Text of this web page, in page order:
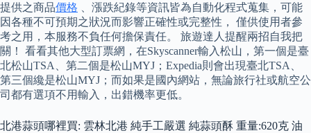
提供之商品價格 、漲跌紀錄等資訊皆為自動化程式蒐集，可能
因各種不可預期之狀況而影響正確性或完整性， 僅供使用者參
考之用，本服務不負任何擔保責任。 旅遊達人提醒兩招自我把
關！ 看看其他大型訂票網，在Skyscanner輸入松山，第一個是臺
北松山TSA、第二個是松山MYJ；Expedia則會出現臺北TSA、
第三個纔是松山MYJ；而如果是國內網站，無論旅行社或航空公
司都有選項不用輸入，出錯機率更低。
北港蒜頭哪裡買: 雲林北港 純手工嚴選 純蒜頭酥 重量:620克 油